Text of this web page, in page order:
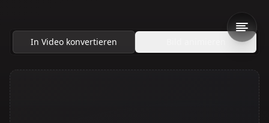
In Video konvertieren